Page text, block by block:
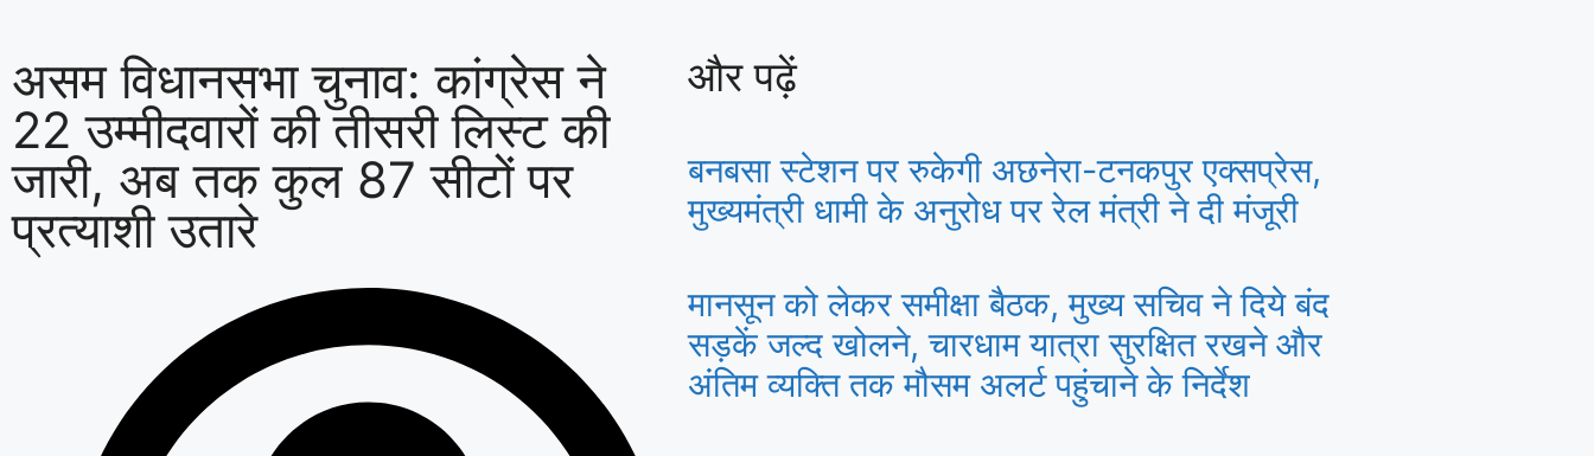
असम विधानसभा चुनाव: कांग्रेस ने
22 उम्मीदवारों की तीसरी लिस्ट की
जारी, अब तक कुल 87 सीटों पर
प्रत्याशी उतारे
और पढ़ें
बनबसा स्टेशन पर रुकेगी अछनेरा-टनकपुर एक्सप्रेस,
मुख्यमंत्री धामी के अनुरोध पर रेल मंत्री ने दी मंजूरी
मानसून को लेकर समीक्षा बैठक, मुख्य सचिव ने दिये बंद
सड़कें जल्द खोलने, चारधाम यात्रा सुरक्षित रखने और
अंतिम व्यक्ति तक मौसम अलर्ट पहुंचाने के निर्देश